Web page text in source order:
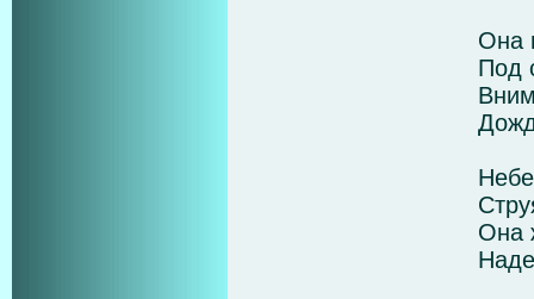
Она
Под
Она